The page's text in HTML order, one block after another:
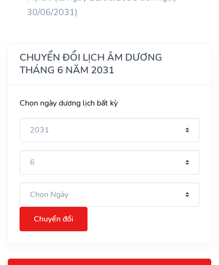
30/06/2031)
CHUYỂN ĐỔI LỊCH ÂM DƯƠNG
THÁNG 6 NĂM 2031
Chọn ngày dương lịch bất kỳ
Chuyển đổi